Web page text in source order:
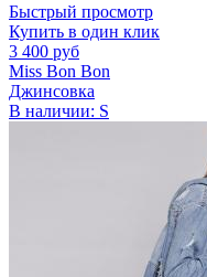
Быстрый просмотр
Купить в один клик
3 400 руб
Miss Bon Bon
Джинсовка
В наличии: S